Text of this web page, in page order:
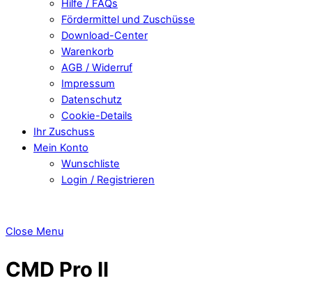
Hilfe / FAQs
Fördermittel und Zuschüsse
Download-Center
Warenkorb
AGB / Widerruf
Impressum
Datenschutz
Cookie-Details
Ihr Zuschuss
Mein Konto
Wunschliste
Login / Registrieren
Close Menu
CMD Pro II